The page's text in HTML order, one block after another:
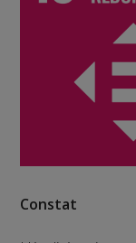
Constat